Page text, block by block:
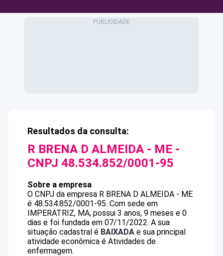
Resultados da consulta:
R BRENA D ALMEIDA - ME -
CNPJ 48.534.852/0001-95
Sobre a empresa
O CNPJ da empresa R BRENA D ALMEIDA - ME
é 48.534.852/0001-95. Com sede em
IMPERATRIZ, MA, possui 3 anos, 9 meses e 0
dias e foi fundada em 07/11/2022. A sua
situação cadastral é BAIXADA e sua principal
atividade econômica é Atividades de
enfermagem.